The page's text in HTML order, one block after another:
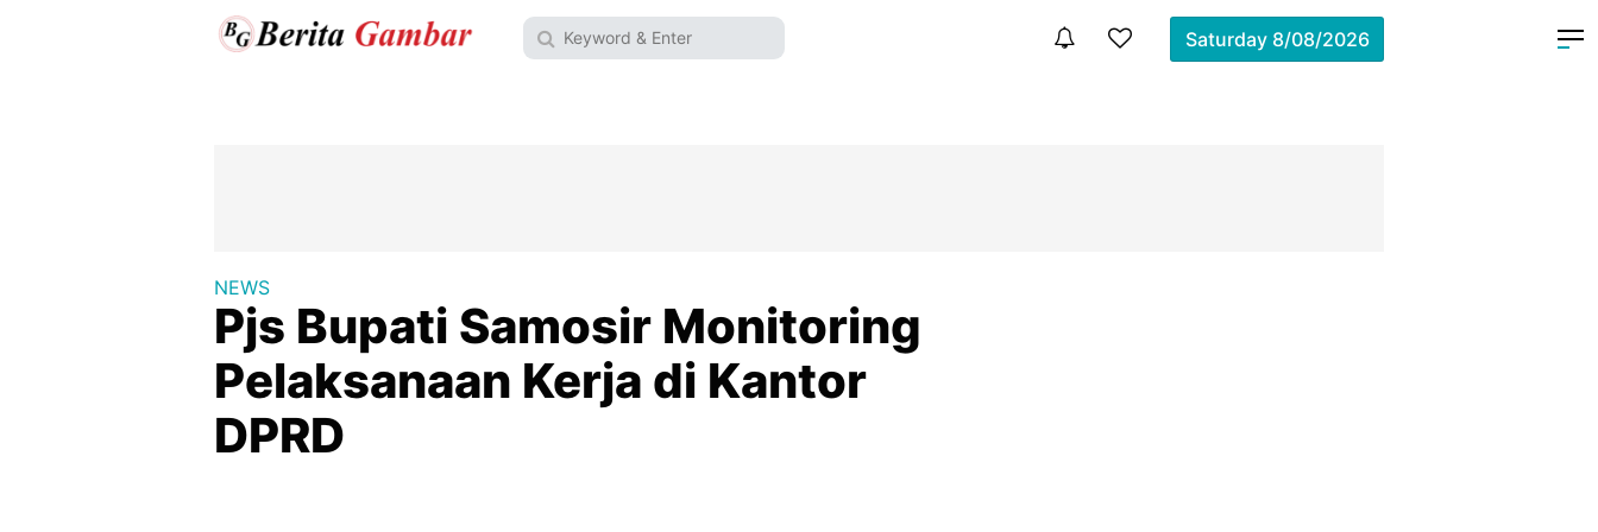
Saturday 8/08/2026
NEWS
Pjs Bupati Samosir Monitoring
Pelaksanaan Kerja di Kantor
DPRD